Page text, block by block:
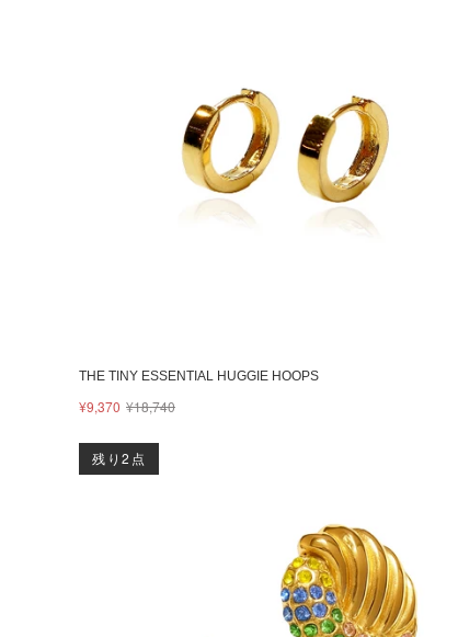
THE TINY ESSENTIAL HUGGIE HOOPS
¥9,370 ¥18,740
残り2点